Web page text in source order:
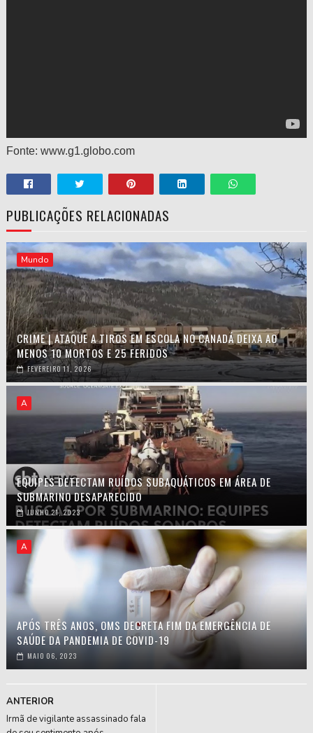
Fonte: www.g1.globo.com
PUBLICAÇÕES RELACIONADAS
Mundo
CRIME | ATAQUE A TIROS EM ESCOLA NO CANADÁ DEIXA AO
MENOS 10 MORTOS E 25 FERIDOS
FEVEREIRO 11, 2026
A
EQUIPES DETECTAM RUÍDOS SUBAQUÁTICOS EM ÁREA DE
SUBMARINO DESAPARECIDO
JUNHO 21, 2023
A
APÓS TRÊS ANOS, OMS DECRETA FIM DA EMERGÊNCIA DE
SAÚDE DA PANDEMIA DE COVID-19
MAIO 06, 2023
ANTERIOR
Irmã de vigilante assassinado fala